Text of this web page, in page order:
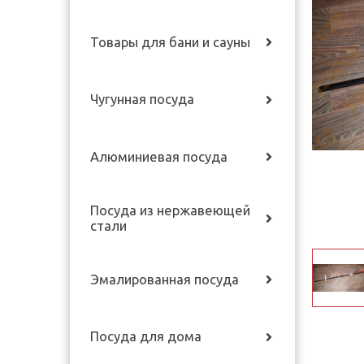
Товары для бани и сауны
Чугунная посуда
Алюминиевая посуда
Посуда из нержавеющей
стали
Эмалированная посуда
Посуда для дома